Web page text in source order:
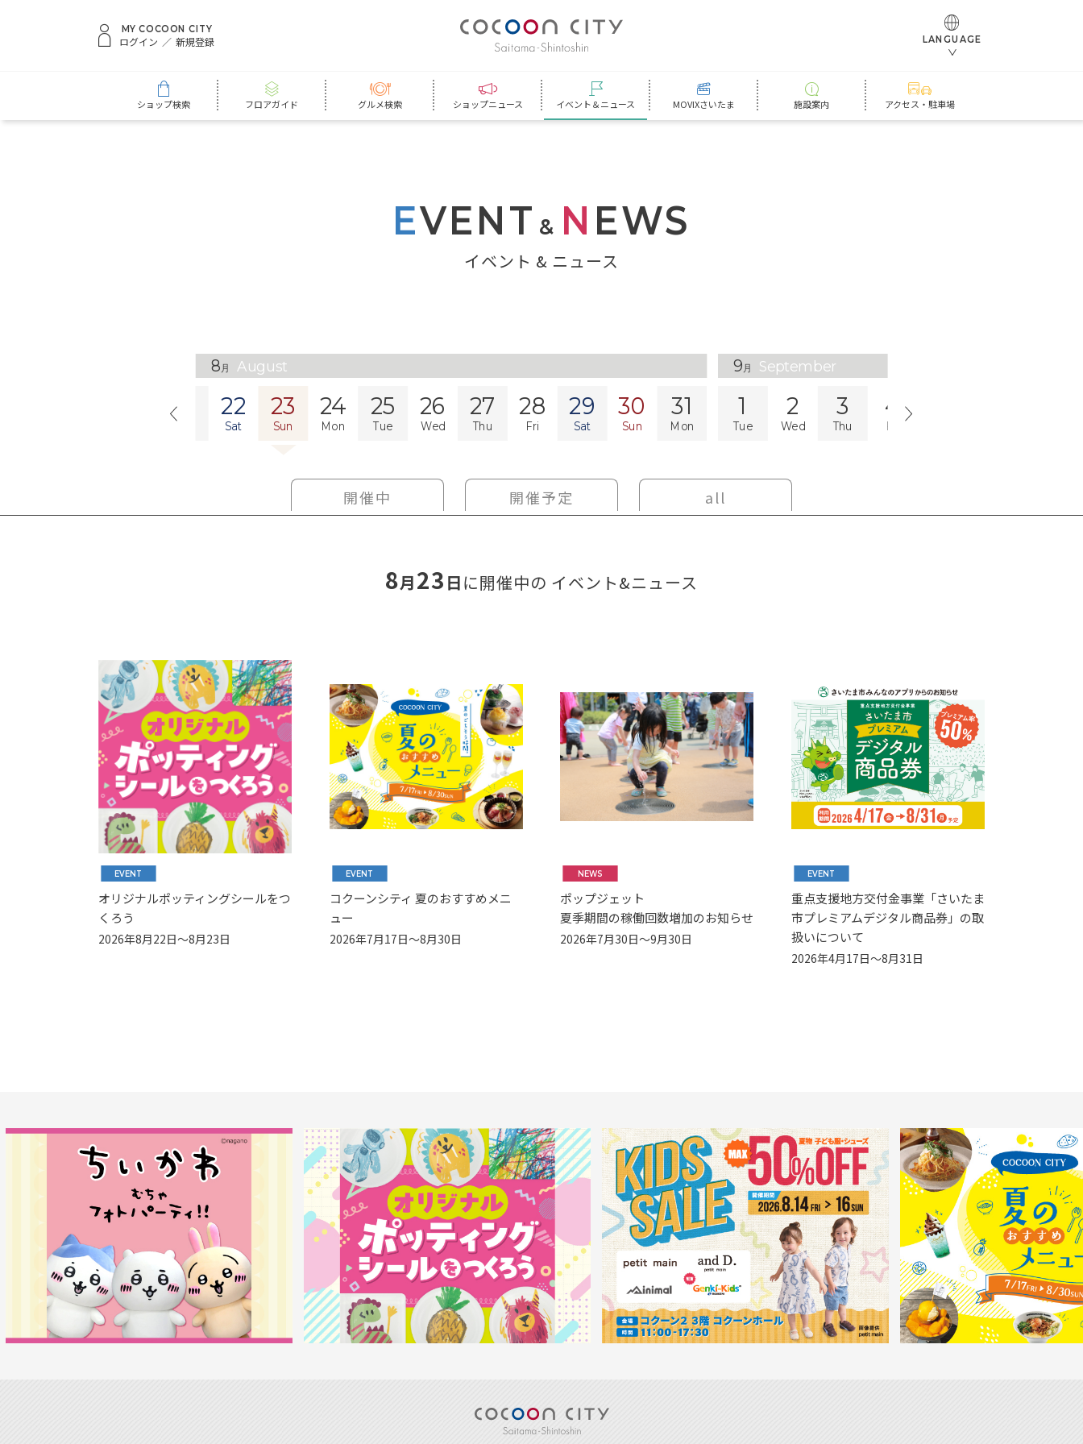
MY COCOON CITY
ログイン 新規登録 LANGUAGE
ショップ検索 フロアガイド グルメ検索 ショップニュース イベント＆ニュース MOVIXさいたま 施設案内 アクセス・駐車場
EVENT & N EWS
イベント & ニュース
8 月 August
21 22
Sat
23
Sun
24
Mon
25
Tue
26
Wed
27
Thu
28
Fri
29
Sat
30
Sun
31
Mon
9 月 September
1
Tue
2
Wed
3
Thu
4
開催中 開催予定 all
8月23 日に開催中の イベント&ニュース
EVENT
オリジナルポッティングシールをつ
くろう
2026年8月22日～8月23日
EVENT
コクーンシティ 夏のおすすめメニ
ュー
2026年7月17日～8月30日
NEWS
ポップジェット
夏季期間の稼働回数増加のお知らせ
2026年7月30日～9月30日
EVENT
重点支援地方交付金事業「さいたま
市プレミアムデジタル商品券」の取
扱いについて
2026年4月17日～8月31日